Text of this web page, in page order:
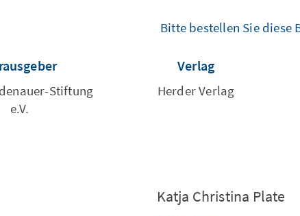
Bitte bestellen Sie diese
Stiftung
e.V.
Verlag
Herder Verlag
Katja Christina Plate